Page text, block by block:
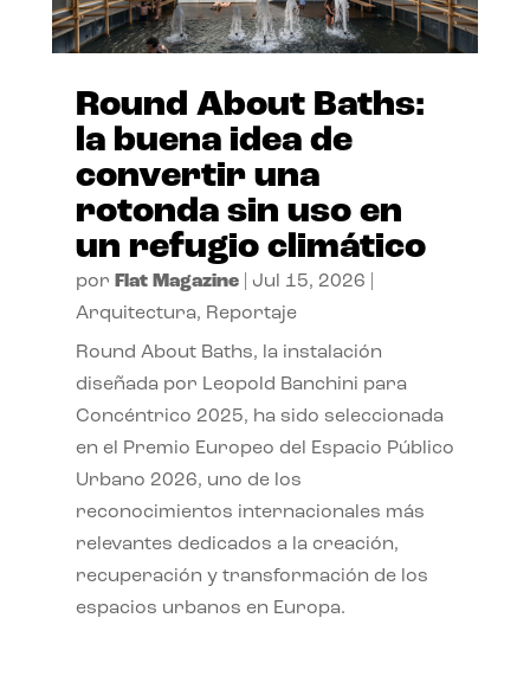
Round About Baths:
la buena idea de
convertir una
rotonda sin uso en
un refugio climático
por Flat Magazine| Jul 15, 2026
Arquitectura, Reportaje
Round About Baths, la instalación
diseñada por Leopold Banchini para
Concéntrico 2025, ha sido seleccionada
en el Premio Europeo del Espacio Público
Urbano 2026, uno de los
reconocimientos internacionales más
relevantes dedicados a la creación,
recuperación y transformación de los
espacios urbanos en Europa.